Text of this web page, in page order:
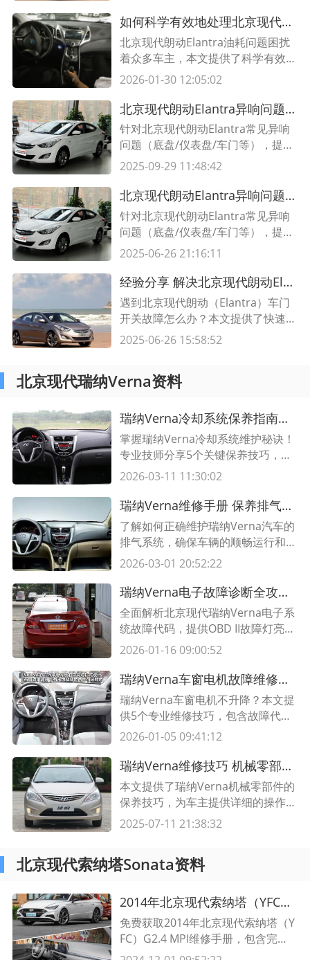
车门开关故障，让您的朗动（Elantr
a）重新恢复正常使用。
如何科学有效地处理北京现代朗动Elantra的油耗问题
北京现代朗动Elantra油耗问题困扰
着众多车主，本文提供了科学有效的
处理方法，助您节省燃油开支。
2026-01-30 12:05:02
北京现代朗动Elantra异响问题全面解决方案（2025最新版）
针对北京现代朗动Elantra常见异响
问题（底盘/仪表盘/车门等），提供
专业诊断方法和维修指南，包含5大
2025-09-29 11:48:42
北京现代朗动Elantra异响问题全面解决方案（2025最新版）
针对北京现代朗动Elantra常见异响
问题（底盘/仪表盘/车门等），提供
专业诊断方法和维修指南，包含5大
2025-06-26 21:16:11
经验分享 解决北京现代朗动Elantra车门开关故障的快速修复方法
遇到北京现代朗动（Elantra）车门
开关故障怎么办？本文提供了快速修
复这一问题的解决方法，通过详细的
a）重新恢复正常使用。
2025-06-26 15:58:52
北京现代瑞纳Verna资料
瑞纳Verna冷却系统保养指南｜5大实用维修技巧延长发动机寿命
掌握瑞纳Verna冷却系统维护秘诀！
专业技师分享5个关键保养技巧，含
冷却液更换周期、故障自检方法等实
2026-03-11 11:30:02
瑞纳Verna维修手册 保养排气系统的必要性
了解如何正确维护瑞纳Verna汽车的
排气系统，确保车辆的顺畅运行和长
久使用。本文介绍了排气系统的重要
2026-03-01 20:52:22
瑞纳Verna电子故障诊断全攻略 常见故障码解析与解决方案
全面解析北京现代瑞纳Verna电子系
统故障代码，提供OBD II故障灯亮起
时的自检步骤、常见故障码对照表及
2026-01-16 09:00:52
瑞纳Verna车窗电机故障维修指南 5个实用小技巧快速排查问题
瑞纳Verna车窗电机不升降？本文提
供5个专业维修技巧，包含故障代码
解读、电路检测步骤及电机更换方
故障问题。
2026-01-05 09:41:12
瑞纳Verna维修技巧 机械零部件保养建议
本文提供了瑞纳Verna机械零部件的
保养技巧，为车主提供详细的操作建
议，帮助延长零部件的使用寿命。
2025-07-11 21:38:32
北京现代索纳塔Sonata资料
2014年北京现代索纳塔（YFC）G2.4 MPI维修手册 完整指南和技术资料
免费获取2014年北京现代索纳塔（Y
FC）G2.4 MPI维修手册，包含完整
的维修指南、技术资料和步骤，并提